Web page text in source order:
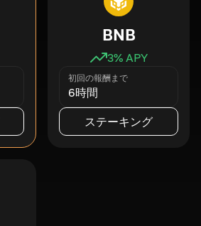
BNB
3% APY
初回の報酬まで
6時間
ステーキング